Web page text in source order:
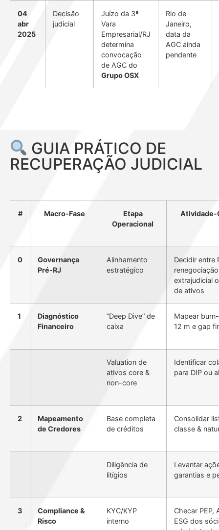
04
abr
2025
Decisão
judicial
Juízo da 3ª
Vara
Empresarial/RJ
determina
convocação
de AGC do
Grupo OSX
Rio de
Janeiro,
data da
AGC ainda
pendente
GUIA PRÁTICO DE
RECUPERAÇÃO JUDICIAL
# Macro-Fase
Etapa
Operacional
Atividade-
0
Governança
Pré-RJ
Alinhamento
estratégico
Decidir entre
renegociação
extrajudicial
de ativos
1
Diagnóstico
Financeiro
“Deep Dive” de
caixa
Mapear
12 m e gap
Valuation de
ativos core &
non-core
Identificar
para DIP ou
2
Mapeamento
de Credores
Base completa
de créditos
Consolidar
classe &
Diligência de
litígios
Levantar
garantias e
3
Compliance &
Risco
KYC/KYP
interno
Checar PEP,
ESG dos